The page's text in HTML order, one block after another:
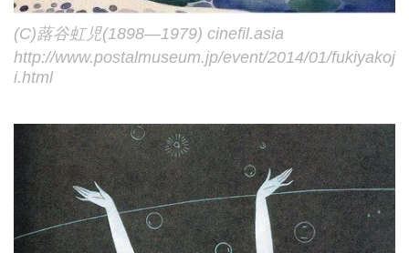
(C)蕗谷虹児(1898―1979) cinefil.asia
http://www.postalmuseum.jp/event/2014/01/fukiyakoj
i.html